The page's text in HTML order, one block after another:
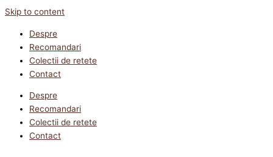
Skip to content
Despre
Recomandari
Colectii de retete
Contact
Despre
Recomandari
Colectii de retete
Contact